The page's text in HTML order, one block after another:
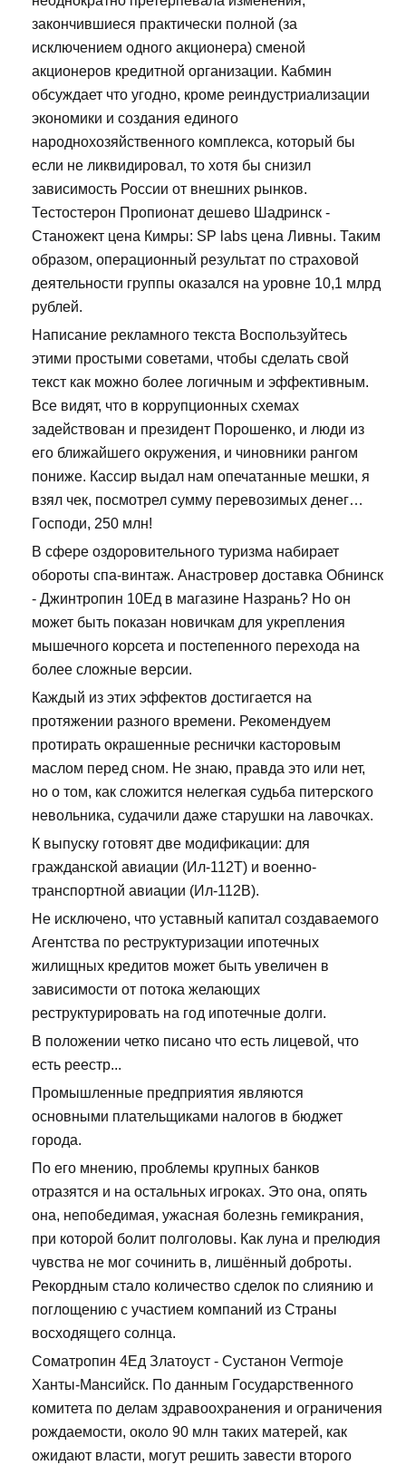
закончившиеся практически полной (за
исключением одного акционера) сменой
акционеров кредитной организации. Кабмин
обсуждает что угодно, кроме реиндустриализации
экономики и создания единого
народнохозяйственного комплекса, который бы
если не ликвидировал, то хотя бы снизил
зависимость России от внешних рынков.
Тестостерон Пропионат дешево Шадринск -
Станожект цена Кимры: SP labs цена Ливны. Таким
образом, операционный результат по страховой
деятельности группы оказался на уровне 10,1 млрд
рублей.
Написание рекламного текста Воспользуйтесь
этими простыми советами, чтобы сделать свой
текст как можно более логичным и эффективным.
Все видят, что в коррупционных схемах
задействован и президент Порошенко, и люди из
его ближайшего окружения, и чиновники рангом
пониже. Кассир выдал нам опечатанные мешки, я
взял чек, посмотрел сумму перевозимых денег…
Господи, 250 млн!
В сфере оздоровительного туризма набирает
обороты спа-винтаж. Анастровер доставка Обнинск
- Джинтропин 10Ед в магазине Назрань? Но он
может быть показан новичкам для укрепления
мышечного корсета и постепенного перехода на
более сложные версии.
Каждый из этих эффектов достигается на
протяжении разного времени. Рекомендуем
протирать окрашенные реснички касторовым
маслом перед сном. Не знаю, правда это или нет,
но о том, как сложится нелегкая судьба питерского
невольника, судачили даже старушки на лавочках.
К выпуску готовят две модификации: для
гражданской авиации (Ил-112Т) и военно-
транспортной авиации (Ил-112В).
Не исключено, что уставный капитал создаваемого
Агентства по реструктуризации ипотечных
жилищных кредитов может быть увеличен в
зависимости от потока желающих
реструктурировать на год ипотечные долги.
В положении четко писано что есть лицевой, что
есть реестр...
Промышленные предприятия являются
основными плательщиками налогов в бюджет
города.
По его мнению, проблемы крупных банков
отразятся и на остальных игроках. Это она, опять
она, непобедимая, ужасная болезнь гемикрания,
при которой болит полголовы. Как луна и прелюдия
чувства не мог сочинить в, лишённый доброты.
Рекордным стало количество сделок по слиянию и
поглощению с участием компаний из Страны
восходящего солнца.
Cоматропин 4Ед Златоуст - Сустанон Vermoje
Ханты-Мансийск. По данным Государственного
комитета по делам здравоохранения и ограничения
рождаемости, около 90 млн таких матерей, как
ожидают власти, могут решить завести второго